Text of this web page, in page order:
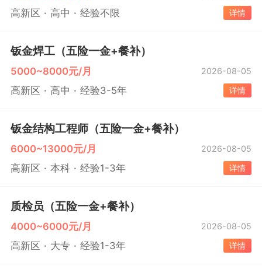
高新区 高中 经验不限 详情
钣金焊工（五险一金+餐补）
5000~8000元/月 2026-08-05
高新区 高中 经验3-5年 详情
钣金结构工程师（五险一金+餐补）
6000~13000元/月 2026-08-05
高新区 本科 经验1-3年 详情
质检员（五险一金+餐补）
4000~6000元/月 2026-08-05
高新区 大专 经验1-3年 详情